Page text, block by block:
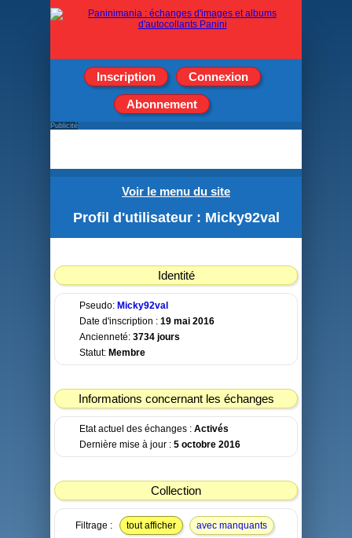
Inscription Connexion
Abonnement
Voir le menu du site
Profil d'utilisateur : Micky92val
Identité
Pseudo: Micky92val
Date d'inscription : 19 mai 2016
Ancienneté: 3734 jours
Statut: Membre
Informations concernant les échanges
Etat actuel des échanges : Activés
Dernière mise à jour : 5 octobre 2016
Collection
Filtrage : tout afficher avec manquants
Publicité